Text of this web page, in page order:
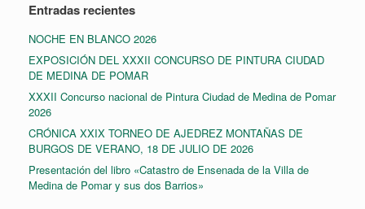
Entradas recientes
NOCHE EN BLANCO 2026
EXPOSICIÓN DEL XXXII CONCURSO DE PINTURA CIUDAD
DE MEDINA DE POMAR
XXXII Concurso nacional de Pintura Ciudad de Medina de Pomar
2026
CRÓNICA XXIX TORNEO DE AJEDREZ MONTAÑAS DE
BURGOS DE VERANO, 18 DE JULIO DE 2026
Presentación del libro «Catastro de Ensenada de la Villa de
Medina de Pomar y sus dos Barrios»